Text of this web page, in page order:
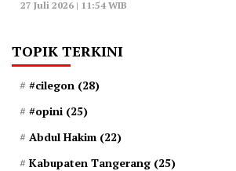
27 Juli 2026 | 11:54 WIB
TOPIK TERKINI
#cilegon (28)
#opini (25)
Abdul Hakim (22)
Kabupaten Tangerang (25)